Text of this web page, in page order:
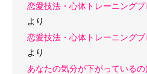
恋愛技法・心体トレーニング
より
恋愛技法・心体トレーニング
より
あなたの気分が下がっているの